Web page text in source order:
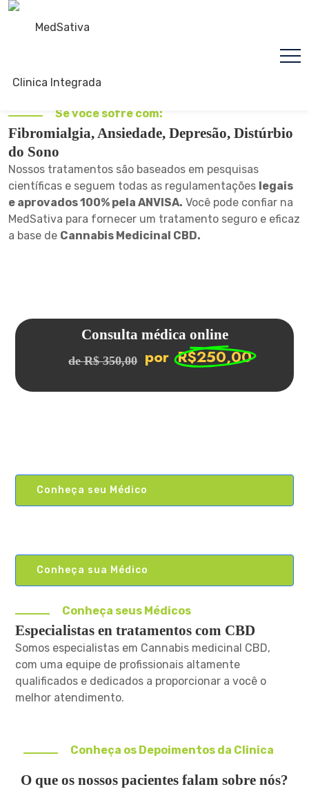
Se você sofre com:
Fibromialgia, Ansiedade, Depresão, Distúrbio
do Sono
Nossos tratamentos são baseados em pesquisas
científicas e seguem todas as regulamentações legais
e aprovados 100% pela ANVISA. Você pode confiar na
MedSativa para fornecer um tratamento seguro e eficaz
a base de Cannabis Medicinal CBD.
Consulta médica online
de R$ 350,00 por R$250,00
Conheça seu Médico
Conheça sua Médico
Conheça seus Médicos
Especialistas en tratamentos com CBD
Somos especialistas em Cannabis medicinal CBD,
com uma equipe de profissionais altamente
qualificados e dedicados a proporcionar a você o
melhor atendimento.
Conheça os Depoimentos da Clinica
O que os nossos pacientes falam sobre nós?